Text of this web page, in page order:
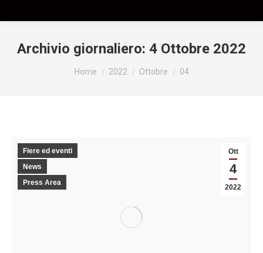
Archivio giornaliero: 4 Ottobre 2022
Tu sei qui:
Home 2022 Ottobre 04
Ott
4
2022
Fiere ed eventi
News
Press Area